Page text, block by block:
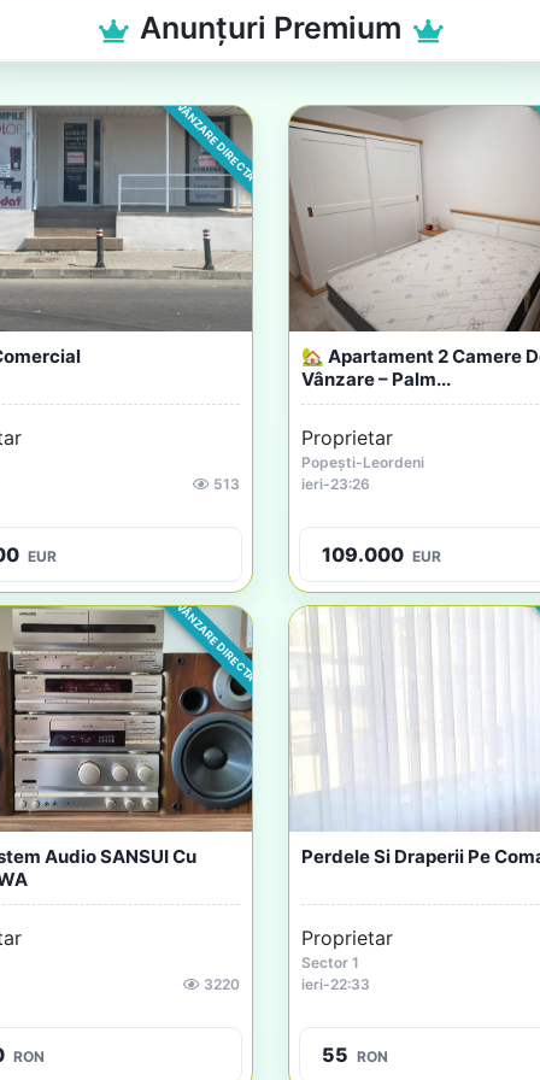
Anunțuri Premium
VÂNZARE DIRECTA
1.4 Boosterjet MHEV
2000
EUR
VÂNZARE DIRECTA
2 Camere
În...
751
EUR
Casă De Vânzare În
Cozma.
Proprietar
Reghin
ieri-20:55
34.000 EUR
Casa De Vanzare
Proprietar
Galați
ieri-20:35
33 EUR